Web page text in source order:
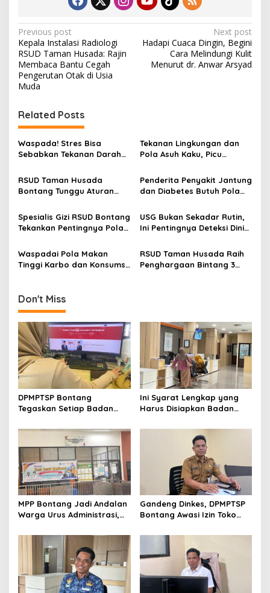
P
o
s
t
a
v
i
a
i
o
n
Previous post
Kepala Instalasi Radiologi
RSUD Taman Husada: Rajin
Membaca Bantu Cegah
Pengerutan Otak di Usia
Muda
Next post
Hadapi Cuaca Dingin, Begini
Cara Melindungi Kulit
Menurut dr. Anwar Arsyad
Related Posts
Waspada! Stres Bisa
Sebabkan Tekanan Darah
Jantung
Tekanan Lingkungan dan
Pola Asuh Kaku, Picu
Mental Remaja di Bontang
RSUD Taman Husada
Bontang Tunggu Aturan
Parkir
Penderita Penyakit Jantung
dan Diabetes Butuh Pola
Tidak Sama dengan Orang
Sehat
Spesialis Gizi RSUD Bontang
Tekankan Pentingnya Pola
Junk Food, Perbanyak
Sayur Alami
USG Bukan Sekadar Rutin,
Ini Pentingnya Deteksi Dini
Menurut Dokter RSUD
Bontang
Waspadai Pola Makan
Tinggi Karbo dan Konsumsi
Ingatkan Dampaknya
RSUD Taman Husada Raih
Penghargaan Bintang 3
Don't Miss
DPMPTSP Bontang
Tegaskan Setiap Badan
Legalitas Usaha
Ini Syarat Lengkap yang
Harus Disiapkan Badan
Lewat OSS
MPP Bontang Jadi Andalan
Warga Urus Administrasi,
Diminati Meski Serba Digital
Gandeng Dinkes, DPMPTSP
Bontang Awasi Izin Toko